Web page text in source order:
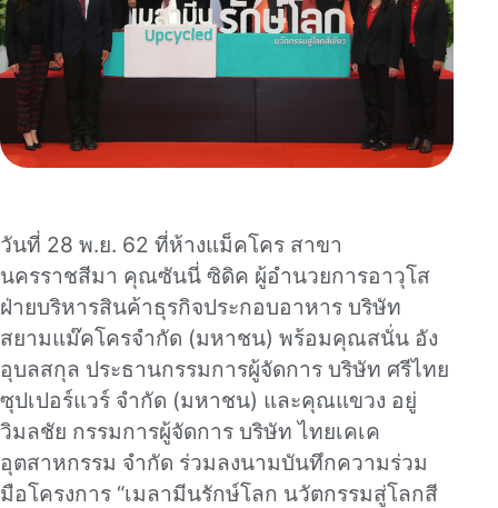
วันที่ 28 พ.ย. 62 ที่ห้างแม็คโคร สาขา
นครราชสีมา คุณซันนี่ ซิดิค ผู้อำนวยการอาวุโส
ฝ่ายบริหารสินค้าธุรกิจประกอบอาหาร บริษัท
สยามแม๊คโครจำกัด (มหาชน) พร้อมคุณสนั่น อัง
อุบลสกุล ประธานกรรมการผู้จัดการ บริษัท ศรีไทย
ซุปเปอร์แวร์ จำกัด (มหาชน) และคุณแขวง อยู่
วิมลชัย กรรมการผู้จัดการ บริษัท ไทยเคเค
อุตสาหกรรม จำกัด ร่วมลงนามบันทึกความร่วม
มือโครงการ “เมลามีนรักษ์โลก นวัตกรรมสู่โลกสี